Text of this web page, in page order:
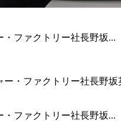
ファクトリー社長野坂...
ファクトリー社長野坂...